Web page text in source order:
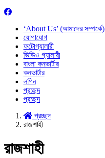
‘About Us’ (আমাদের সম্পর্কে)
যোগাযোগ
ফটোগ্যালারী
ভিডিও গ্যালারী
বাংলা কনভার্টার
কনভার্টার
লগিন
প্রচ্ছদ
প্রচ্ছদ
প্রচ্ছদ
রাজশাহী
রাজশাহী